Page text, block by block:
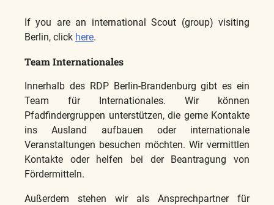
If you are an international Scout (group) visiting
Berlin, click here.
Team Internationales
Innerhalb des RDP Berlin-Brandenburg gibt es ein
Team für Internationales. Wir können
Pfadfindergruppen unterstützen, die gerne Kontakte
ins Ausland aufbauen oder internationale
Veranstaltungen besuchen möchten. Wir vermittlen
Kontakte oder helfen bei der Beantragung von
Fördermitteln.
Außerdem stehen wir als Ansprechpartner für